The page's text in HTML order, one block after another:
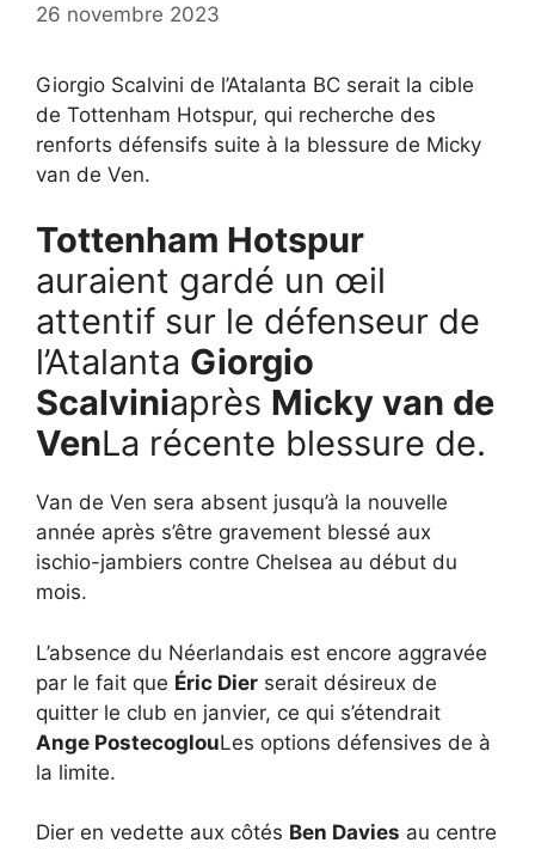
26 novembre 2023
Giorgio Scalvini de l’Atalanta BC serait la cible
de Tottenham Hotspur, qui recherche des
renforts défensifs suite à la blessure de Micky
van de Ven.
Tottenham Hotspur
auraient gardé un œil
attentif sur le défenseur de
l’Atalanta Giorgio
Scalviniaprès Micky van de
VenLa récente blessure de.
Van de Ven sera absent jusqu’à la nouvelle
année après s’être gravement blessé aux
ischio-jambiers contre Chelsea au début du
mois.
L’absence du Néerlandais est encore aggravée
par le fait que Éric Dier serait désireux de
quitter le club en janvier, ce qui s’étendrait
Ange PostecoglouLes options défensives de à
la limite.
Dier en vedette aux côtés Ben Davies au centre